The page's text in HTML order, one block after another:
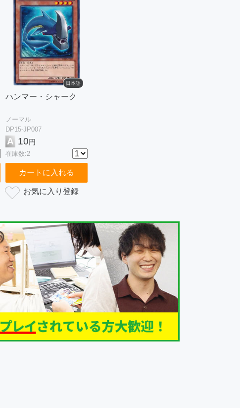
日本語
ハンマー・シャーク
ノーマル
DP15-JP007
A 10円
在庫数:2
カートに入れる